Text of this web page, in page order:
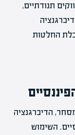
תנודתיים,
החלטות
הדיברגנציה
השימוש